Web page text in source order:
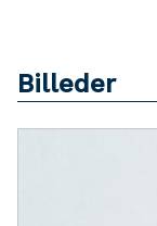
Billeder